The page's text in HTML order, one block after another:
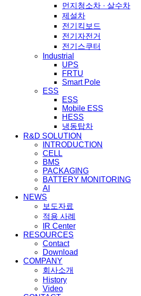
먼지청소차 · 살수차
제설차
전기킥보드
전기자전거
전기스쿠터
Industrial
UPS
FRTU
Smart Pole
ESS
ESS
Mobile ESS
HESS
냉동탑차
R&D SOLUTION
INTRODUCTION
CELL
BMS
PACKAGING
BATTERY MONITORING
AI
NEWS
보도자료
적용 사례
IR Center
RESOURCES
Contact
Download
COMPANY
회사소개
History
Video